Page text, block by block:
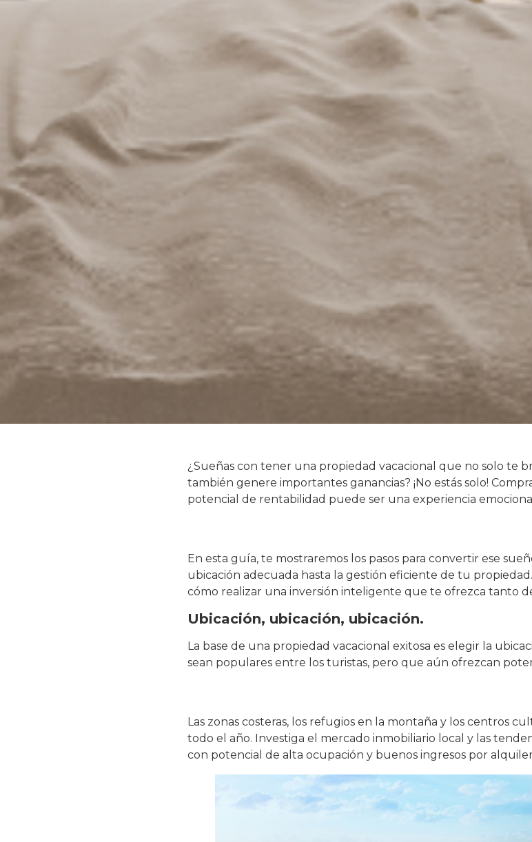
¿Sueñas con tener una propiedad vacacional que no solo te
también genere importantes ganancias? ¡No estás solo!
potencial de rentabilidad puede ser una experiencia
En esta guía, te mostraremos los pasos para convertir ese
ubicación adecuada hasta la gestión eficiente de tu
cómo realizar una inversión inteligente que te ofrezca tanto
Ubicación, ubicación, ubicación.
La base de una propiedad vacacional exitosa es elegir la
sean populares entre los turistas, pero que aún ofrezcan
Las zonas costeras, los refugios en la montaña y los centros
todo el año. Investiga el mercado inmobiliario local y las
con potencial de alta ocupación y buenos ingresos por